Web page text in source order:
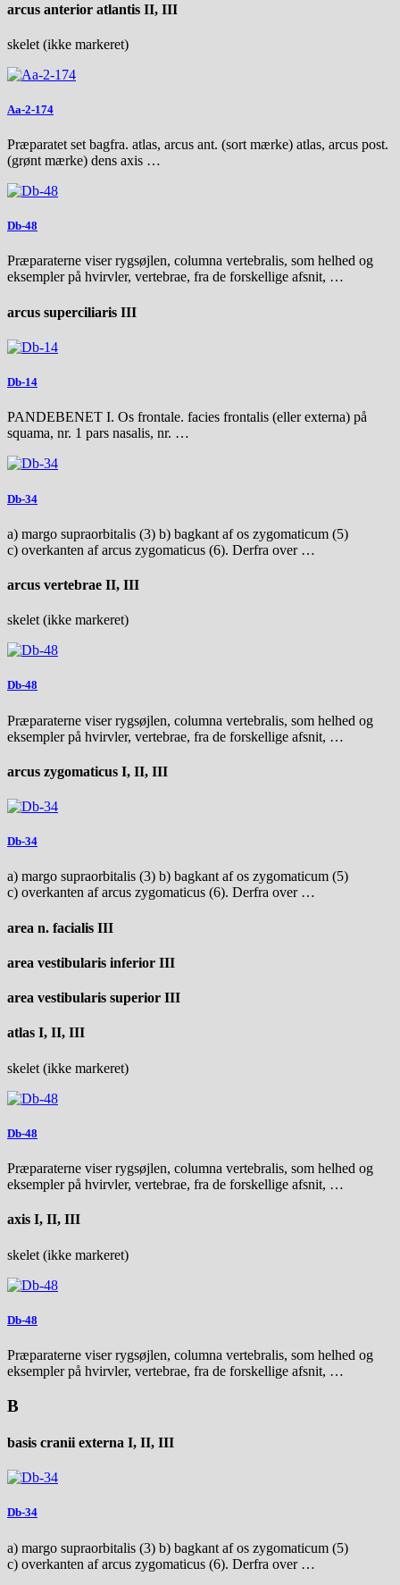
arcus anterior atlantis II, III
skelet (ikke markeret)
Aa-2-174
Præparatet set bagfra. atlas, arcus ant. (sort mærke) atlas, arcus post.
(grønt mærke) dens axis …
Db-48
Præparaterne viser rygsøjlen, columna vertebralis, som helhed og
eksempler på hvirvler, vertebrae, fra de forskellige afsnit, …
arcus superciliaris III
Db-14
PANDEBENET I. Os frontale. facies frontalis (eller externa) på
squama, nr. 1 pars nasalis, nr. …
Db-34
a) margo supraorbitalis (3) b) bagkant af os zygomaticum (5)
c) overkanten af arcus zygomaticus (6). Derfra over …
arcus vertebrae II, III
skelet (ikke markeret)
Db-48
Præparaterne viser rygsøjlen, columna vertebralis, som helhed og
eksempler på hvirvler, vertebrae, fra de forskellige afsnit, …
arcus zygomaticus I, II, III
Db-34
a) margo supraorbitalis (3) b) bagkant af os zygomaticum (5)
c) overkanten af arcus zygomaticus (6). Derfra over …
area n. facialis III
area vestibularis inferior III
area vestibularis superior III
atlas I, II, III
skelet (ikke markeret)
Db-48
Præparaterne viser rygsøjlen, columna vertebralis, som helhed og
eksempler på hvirvler, vertebrae, fra de forskellige afsnit, …
axis I, II, III
skelet (ikke markeret)
Db-48
Præparaterne viser rygsøjlen, columna vertebralis, som helhed og
eksempler på hvirvler, vertebrae, fra de forskellige afsnit, …
B
basis cranii externa I, II, III
Db-34
a) margo supraorbitalis (3) b) bagkant af os zygomaticum (5)
c) overkanten af arcus zygomaticus (6). Derfra over …